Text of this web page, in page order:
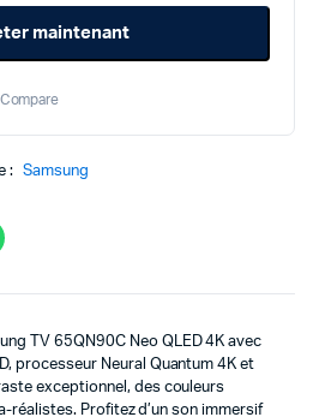
maintenant
Compare
: Samsung
TV 65QN90C Neo QLED 4K avec
processeur Neural Quantum 4K et
exceptionnel, des couleurs
réalistes. Profitez d’un son immersif